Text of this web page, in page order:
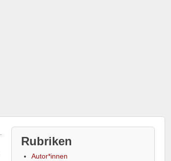
Rubriken
Autor*innen